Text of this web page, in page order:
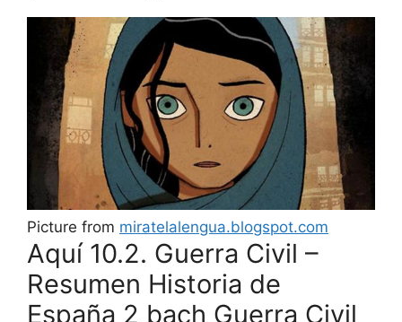
Picture from miratelalengua.blogspot.com
Aquí 10.2. Guerra Civil –
Resumen Historia de
España 2 bach Guerra Civil